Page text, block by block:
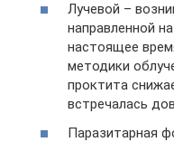
Лучевой –
направленной
настоящее
методики
проктита
встречалась
Паразитарная